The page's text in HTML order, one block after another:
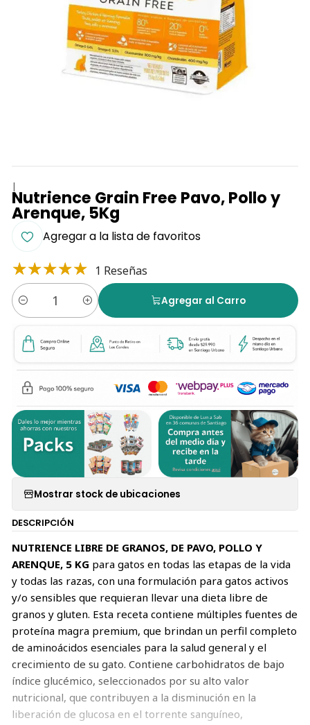
|
Nutrience Grain Free Pavo, Pollo y
Arenque, 5Kg
Agregar a la lista de favoritos
1 Reseñas
Cantidad
Agregar al Carro
Mostrar stock de ubicaciones
DESCRIPCIÓN
NUTRIENCE LIBRE DE GRANOS, DE PAVO, POLLO Y
ARENQUE, 5 KG para gatos en todas las etapas de la vida
y todas las razas, con una formulación para gatos activos
y/o sensibles que requieran llevar una dieta libre de
granos y gluten. Esta receta contiene múltiples fuentes de
proteína magra premium, que brindan un perfil completo
de aminoácidos esenciales para la salud general y el
crecimiento de su gato. Contiene carbohidratos de bajo
índice glucémico, seleccionados por su alto valor
nutricional, que contribuyen a la disminución en la
liberación de glucosa en el torrente sanguíneo,